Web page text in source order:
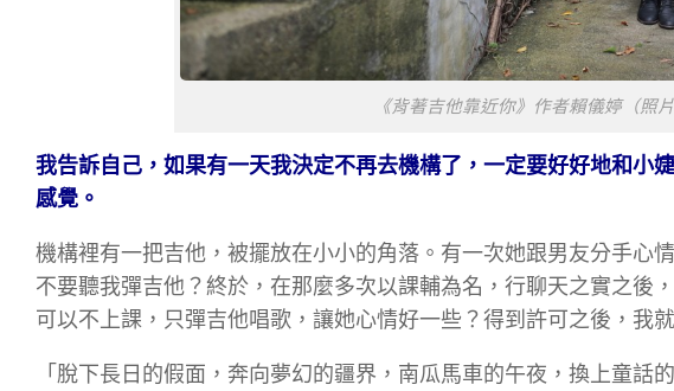
《背著吉他靠近你》作者賴儀婷（照
我告訴自己，如果有一天我決定不再去機構了，一定要好好地和小
感覺。
機構裡有一把吉他，被擺放在小小的角落。有一次她跟男友分手心
不要聽我彈吉他？終於，在那麼多次以課輔為名，行聊天之實之後
可以不上課，只彈吉他唱歌，讓她心情好一些？得到許可之後，我
「脫下長日的假面，奔向夢幻的疆界，南瓜馬車的午夜，換上童